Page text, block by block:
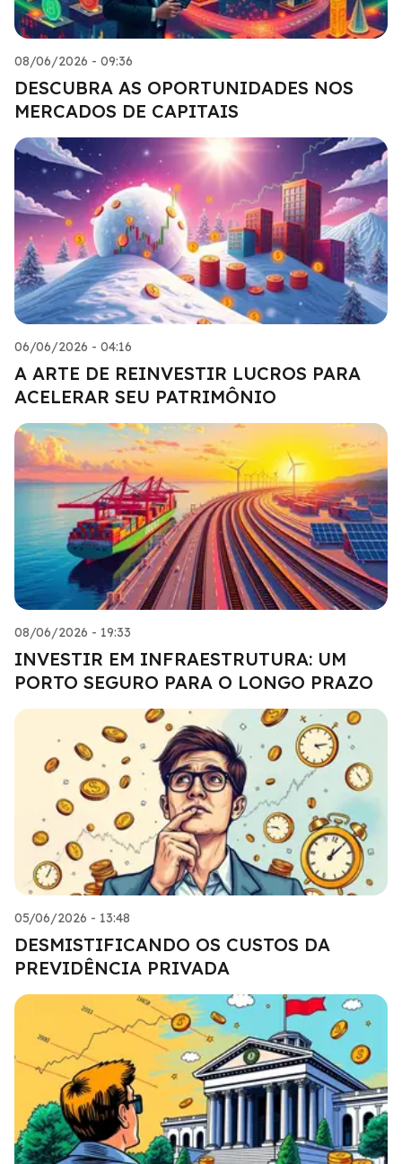
08/06/2026 - 09:36
DESCUBRA AS OPORTUNIDADES NOS
MERCADOS DE CAPITAIS
06/06/2026 - 04:16
A ARTE DE REINVESTIR LUCROS PARA
ACELERAR SEU PATRIMÔNIO
08/06/2026 - 19:33
INVESTIR EM INFRAESTRUTURA: UM
PORTO SEGURO PARA O LONGO PRAZO
05/06/2026 - 13:48
DESMISTIFICANDO OS CUSTOS DA
PREVIDÊNCIA PRIVADA